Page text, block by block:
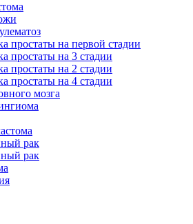
простаты на первой стадии
простаты на 3 стадии
простаты на 2 стадии
простаты на 4 стадии
мозга
рак
рак